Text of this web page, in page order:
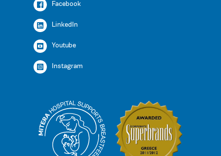
Facebook
LinkedIn
Youtube
Instagram